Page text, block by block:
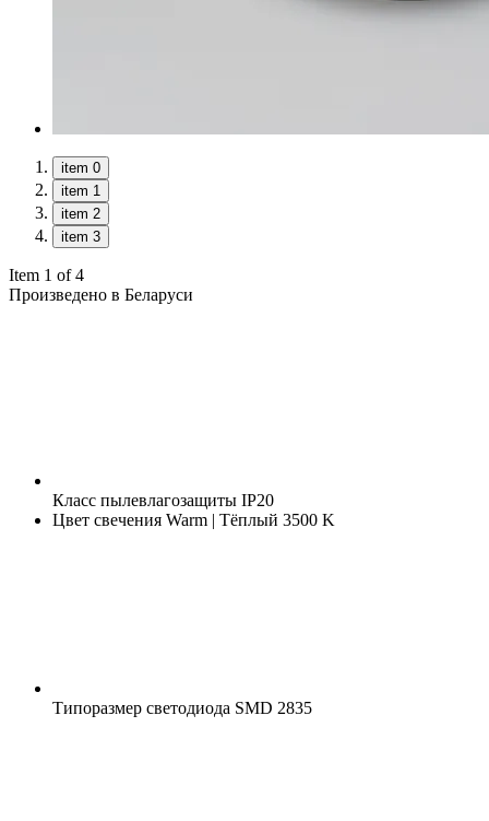
item 0
item 1
item 2
item 3
Item 1 of 4
Произведено в Беларуси
Класс пылевлагозащиты IP20
Цвет свечения Warm | Тёплый 3500 K
Типоразмер светодиода SMD 2835